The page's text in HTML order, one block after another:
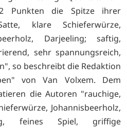
Punkten die Spitze ihrer
klare Schieferwürze,
Darjeeling; saftig,
sehr spannungsreich,
so beschreibt die Redaktion
von Van Volxem. Dem
die Autoren "rauchige,
Johannisbeerholz,
feines Spiel, griffige